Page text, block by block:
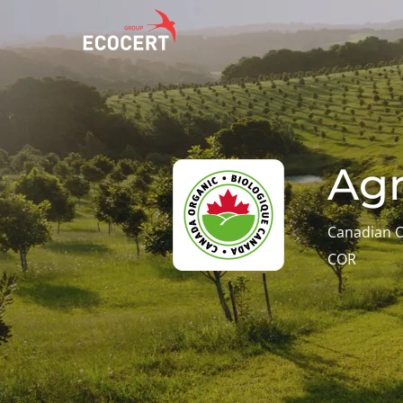
NUESTROS
SERVICIOS
Certificación
Formación
Consultoría
ECOCERT
¿Quiénes
somos?
Noticias
Carreras
Canadian
COR